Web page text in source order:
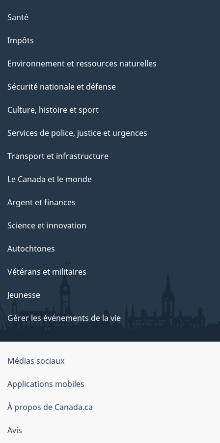
Santé
Impôts
Environnement et ressources naturelles
Sécurité nationale et défense
Culture, histoire et sport
Services de police, justice et urgences
Transport et infrastructure
Le Canada et le monde
Argent et finances
Science et innovation
Autochtones
Vétérans et militaires
Jeunesse
Gérer les événements de la vie
Organisation
du
gouvernement
du
Canada
Médias sociaux
Applications mobiles
À propos de Canada.ca
Avis